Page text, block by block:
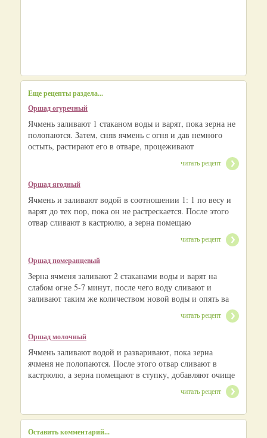
Еще рецепты раздела...
Оршад огуречный
Ячмень заливают 1 стаканом воды и варят, пока зерна не
полопаются. Затем, сняв ячмень с огня и дав немного
остыть, растирают его в отваре, процеживают
читать рецепт
Оршад ягодный
Ячмень и заливают водой в соотношении 1: 1 по весу и
варят до тех пор, пока он не растрескается. После этого
отвар сливают в кастрюлю, а зерна помещаю
читать рецепт
Оршад померанцевый
Зерна ячменя заливают 2 стаканами воды и варят на
слабом огне 5-7 минут, после чего воду сливают и
заливают таким же количеством новой воды и опять ва
читать рецепт
Оршад молочный
Ячмень заливают водой и разваривают, пока зерна
ячменя не полопаются. После этого отвар сливают в
кастрюлю, а зерна помещают в ступку, добавляют очище
читать рецепт
Оставить комментарий...